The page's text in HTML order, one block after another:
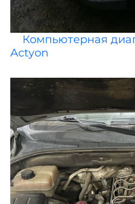
Компьютерная
Actyon